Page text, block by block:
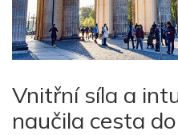
Vnitřní síla a
naučila cesta